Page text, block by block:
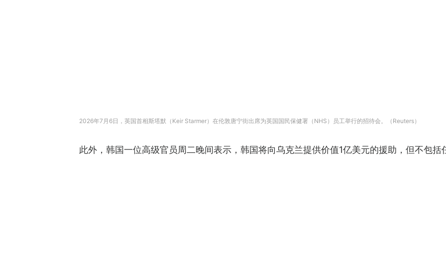
2026年7月6日，英国首相斯塔默（Keir Starmer）在伦敦唐宁街出席为英国国民保健署（NHS）员工举行的招待会。（Reuters）
此外，韩国一位高级官员周二晚间表示，韩国将向乌克兰提供价值1亿美元的援助，但不包括